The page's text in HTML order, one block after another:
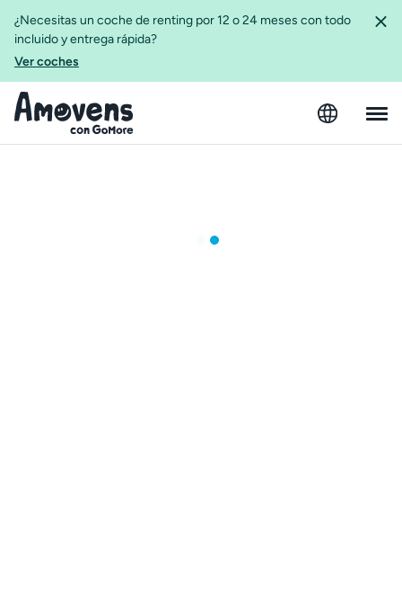
¿Necesitas un coche de renting por 12 o 24 meses con todo
incluido y entrega rápida?
Ver coches